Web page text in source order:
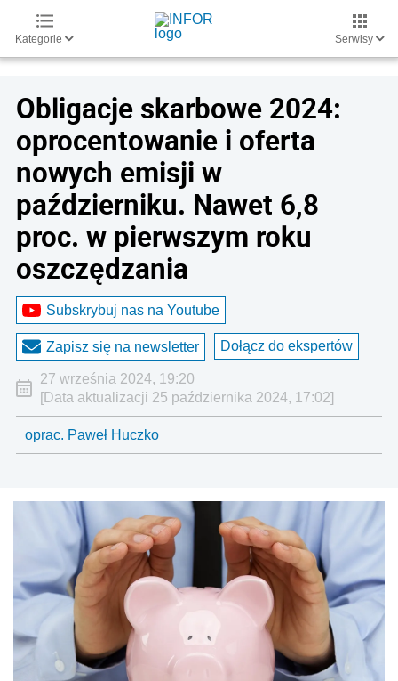
Kategorie Serwisy
Obligacje skarbowe 2024:
oprocentowanie i oferta
nowych emisji w
październiku. Nawet 6,8
proc. w pierwszym roku
oszczędzania
Subskrybuj nas na Youtube
Zapisz się na newsletter Dołącz do ekspertów
27 września 2024, 19:20
[Data aktualizacji 25 października 2024, 17:02]
oprac. Paweł Huczko